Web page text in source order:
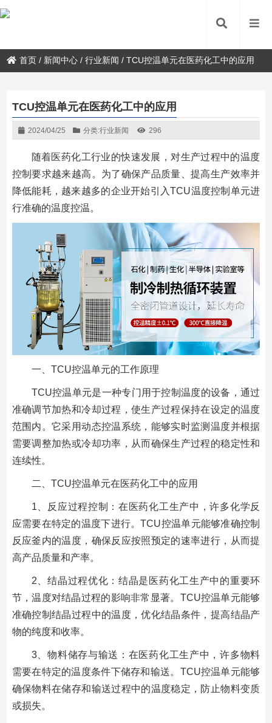
首页 / 新闻中心 /行业新闻 /TCU控温单元在医药化工中的应用
TCU控温单元在医药化工中的应用
2024/04/25 分类:行业新闻 296
随着医药化工行业的快速发展，对生产过程中的温度
控制要求越来越高。为了确保产品质量、提高生产效率并
降低能耗，越来越多的企业开始引入TCU温度控制单元进
行准确的温度控温。
一、TCU控温单元的工作原理
TCU控温单元是一种专门用于控制温度的设备，通过
准确调节加热和冷却过程，使生产过程保持在设定的温度
范围内。它采用动态控温系统，能够实时监测温度并根据
需要调整加热或冷却功率，从而确保生产过程的稳定性和
连续性。
二、TCU控温单元在医药化工中的应用
1、反应过程控制：在医药化工生产中，许多化学反
应需要在特定的温度下进行。TCU控温单元能够准确控制
反应釜内的温度，确保反应按照预定的速率进行，从而提
高产品质量和产率。
2、结晶过程优化：结晶是医药化工生产中的重要环
节，温度对结晶过程的影响非常显著。TCU控温单元能够
准确控制结晶过程中的温度，优化结晶条件，提高结晶产
物的纯度和收率。
3、物料储存与输送：在医药化工生产中，许多物料
需要在特定的温度条件下储存和输送。TCU控温单元能够
确保物料在储存和输送过程中的温度稳定，防止物料变质
或损失。